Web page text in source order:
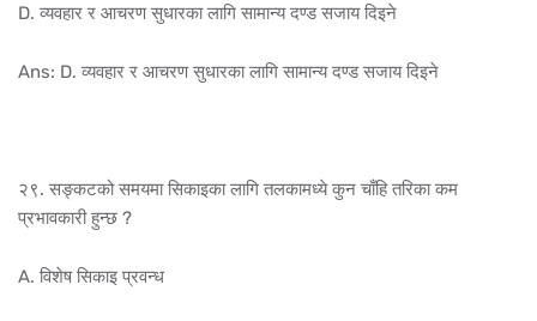
D. व्यवहार र आचरण सुधारका लागि सामान्य दण्ड सजाय दिइने
Ans: D. व्यवहार र आचरण सुधारका लागि सामान्य दण्ड सजाय दिइने
२९. सङ्कटको समयमा सिकाइका लागि तलकामध्ये कुन चाँहि तरिका कम
प्रभावकारी हुन्छ ?
A. विशेष सिकाइ प्रवन्ध